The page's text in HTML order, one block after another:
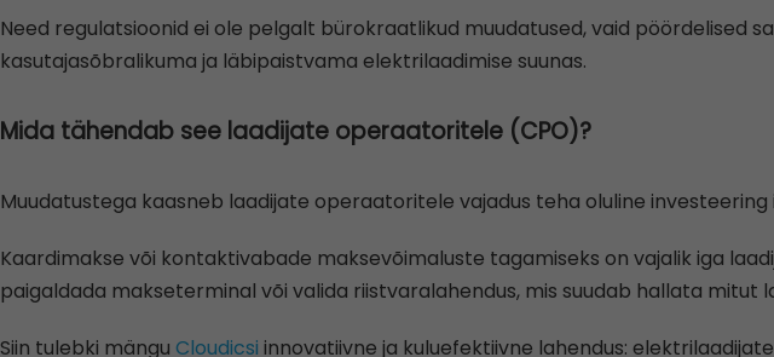
Need regulatsioonid ei ole pelgalt bürokraatlikud muudatused, vaid pöördelised
kasutajasõbralikuma ja läbipaistvama elektrilaadimise suunas.
Mida tähendab see laadijate operaatoritele (CPO)?
Muudatustega kaasneb laadijate operaatoritele vajadus teha oluline
Kaardimakse või kontaktivabade maksevõimaluste tagamiseks on vajalik iga
paigaldada makseterminal või valida riistvaralahendus, mis suudab hallata mitut
Siin tulebki mängu Cloudicsi innovatiivne ja kuluefektiivne lahendus: elektrilaadijate